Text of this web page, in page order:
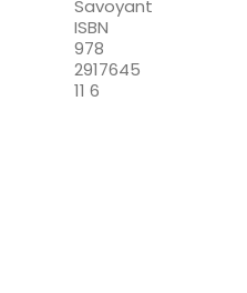
Savoyant
ISBN
978
2917645
11 6